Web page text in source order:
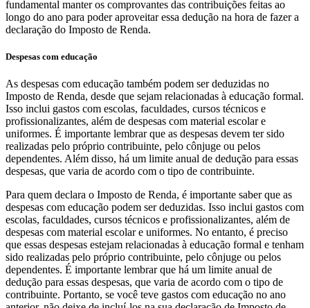
fundamental manter os comprovantes das contribuições feitas ao
longo do ano para poder aproveitar essa dedução na hora de fazer a
declaração do Imposto de Renda.
Despesas com educação
As despesas com educação também podem ser deduzidas no
Imposto de Renda, desde que sejam relacionadas à educação formal.
Isso inclui gastos com escolas, faculdades, cursos técnicos e
profissionalizantes, além de despesas com material escolar e
uniformes. É importante lembrar que as despesas devem ter sido
realizadas pelo próprio contribuinte, pelo cônjuge ou pelos
dependentes. Além disso, há um limite anual de dedução para essas
despesas, que varia de acordo com o tipo de contribuinte.
Para quem declara o Imposto de Renda, é importante saber que as
despesas com educação podem ser deduzidas. Isso inclui gastos com
escolas, faculdades, cursos técnicos e profissionalizantes, além de
despesas com material escolar e uniformes. No entanto, é preciso
que essas despesas estejam relacionadas à educação formal e tenham
sido realizadas pelo próprio contribuinte, pelo cônjuge ou pelos
dependentes. É importante lembrar que há um limite anual de
dedução para essas despesas, que varia de acordo com o tipo de
contribuinte. Portanto, se você teve gastos com educação no ano